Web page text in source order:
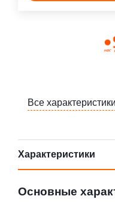
Все характеристики
Характеристики
Основные